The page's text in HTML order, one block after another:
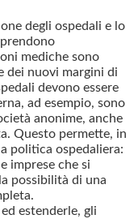
degli ospedali e lo
mediche sono
dei nuovi margini di
devono essere
ad esempio, sono
anonime, anche
Questo permette, in
politica ospedaliera:
imprese che si
possibilità di una
estenderle, gli